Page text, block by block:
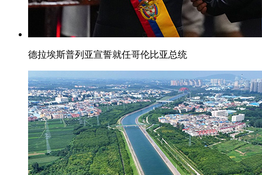
德拉埃斯普列亚宣誓就任哥伦比亚总统